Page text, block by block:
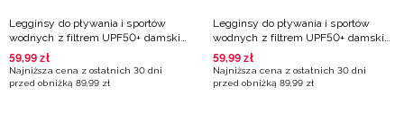
Legginsy do pływania i sportów
wodnych z filtrem UPF50+ damskie
- multikolor
59,99 zł
Najniższa cena z ostatnich 30 dni
przed obniżką 89,99 zł
Legginsy do pływania i sportów
wodnych z filtrem UPF50+ damskie
- czarne
59,99 zł
Najniższa cena z ostatnich 30 dni
przed obniżką 89,99 zł